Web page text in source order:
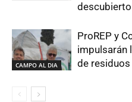
descubierto
CAMPO AL DIA
ProREP y
impulsarán
de